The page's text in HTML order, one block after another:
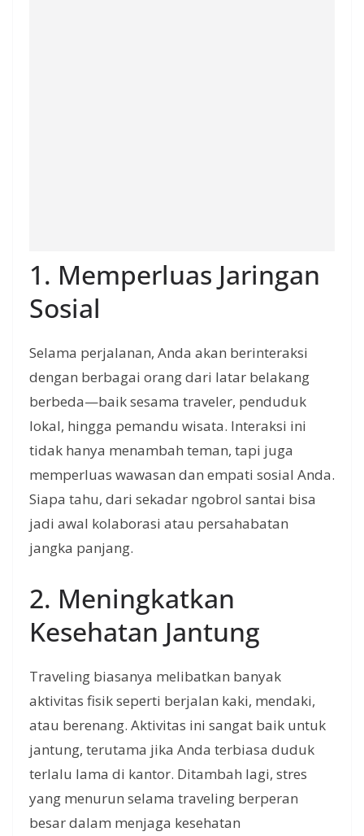
1. Memperluas Jaringan
Sosial
Selama perjalanan, Anda akan berinteraksi
dengan berbagai orang dari latar belakang
berbeda—baik sesama traveler, penduduk
lokal, hingga pemandu wisata. Interaksi ini
tidak hanya menambah teman, tapi juga
memperluas wawasan dan empati sosial Anda.
Siapa tahu, dari sekadar ngobrol santai bisa
jadi awal kolaborasi atau persahabatan
jangka panjang.
2. Meningkatkan
Kesehatan Jantung
Traveling biasanya melibatkan banyak
aktivitas fisik seperti berjalan kaki, mendaki,
atau berenang. Aktivitas ini sangat baik untuk
jantung, terutama jika Anda terbiasa duduk
terlalu lama di kantor. Ditambah lagi, stres
yang menurun selama traveling berperan
besar dalam menjaga kesehatan